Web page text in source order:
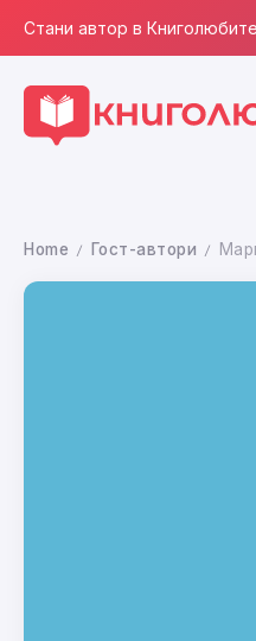
Стани автор в
Home / Гост-автори /